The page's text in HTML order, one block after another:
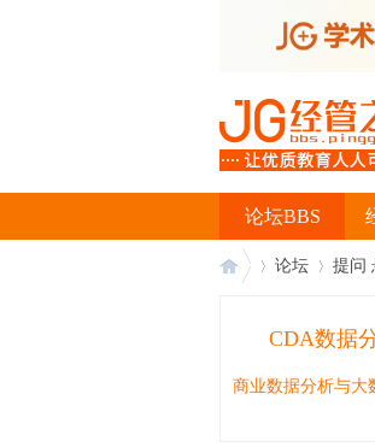
论坛BBS
论坛 提问
CDA数据
商业数据分析与大